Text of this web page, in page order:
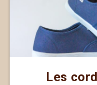
Les